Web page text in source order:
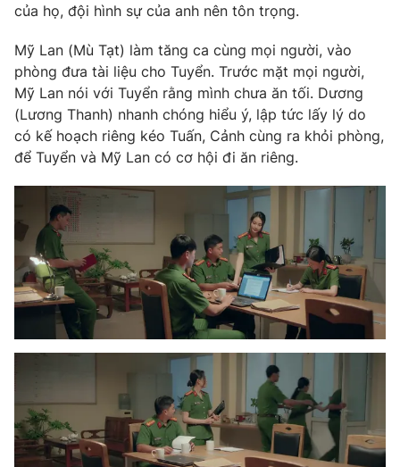
VTV9 VTV8
Liên hệ tòa soạn English
THỜI BÁO VTV
Theo dõi báo trên
Cơ quan chủ quản:Đài Truyền hình Việt Nam
Cơ quan báo chí:Thời báo VTV
Giấy phép hoạt động báo in và báo điện tử số 483/GP-BTTTT
cấp ngày 29/12/2023
Vũ Thanh Thủy
Phó Tổng Biên tập:
Nguyễn Thị Mỹ Hạnh, Phạm Quốc Thắng,
Nguyễn Trọng Ninh
Tổng đài VTV:024.38 355 931 - 024.38 355 932
Ðiện thoại Thời báo VTV:024.66 897 897
của họ, đội hình sự của anh nên tôn trọng.
Mỹ Lan (Mù Tạt) làm tăng ca cùng mọi người, vào
phòng đưa tài liệu cho Tuyển. Trước mặt mọi người,
Mỹ Lan nói với Tuyển rằng mình chưa ăn tối. Dương
(Lương Thanh) nhanh chóng hiểu ý, lập tức lấy lý do
có kế hoạch riêng kéo Tuấn, Cảnh cùng ra khỏi phòng,
để Tuyển và Mỹ Lan có cơ hội đi ăn riêng.